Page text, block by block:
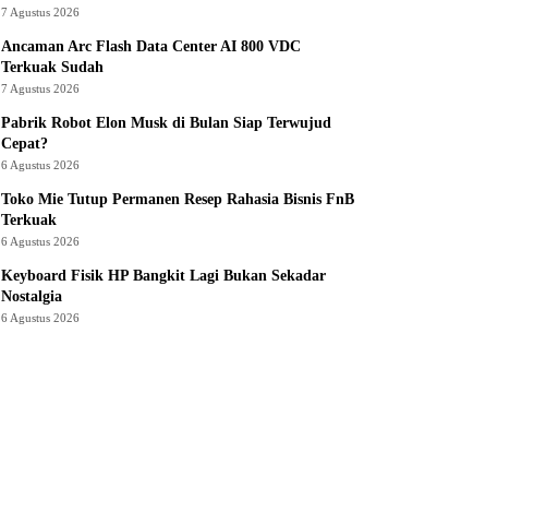
7 Agustus 2026
Ancaman Arc Flash Data Center AI 800 VDC
Terkuak Sudah
7 Agustus 2026
Pabrik Robot Elon Musk di Bulan Siap Terwujud
Cepat?
6 Agustus 2026
Toko Mie Tutup Permanen Resep Rahasia Bisnis FnB
Terkuak
6 Agustus 2026
Keyboard Fisik HP Bangkit Lagi Bukan Sekadar
Nostalgia
6 Agustus 2026